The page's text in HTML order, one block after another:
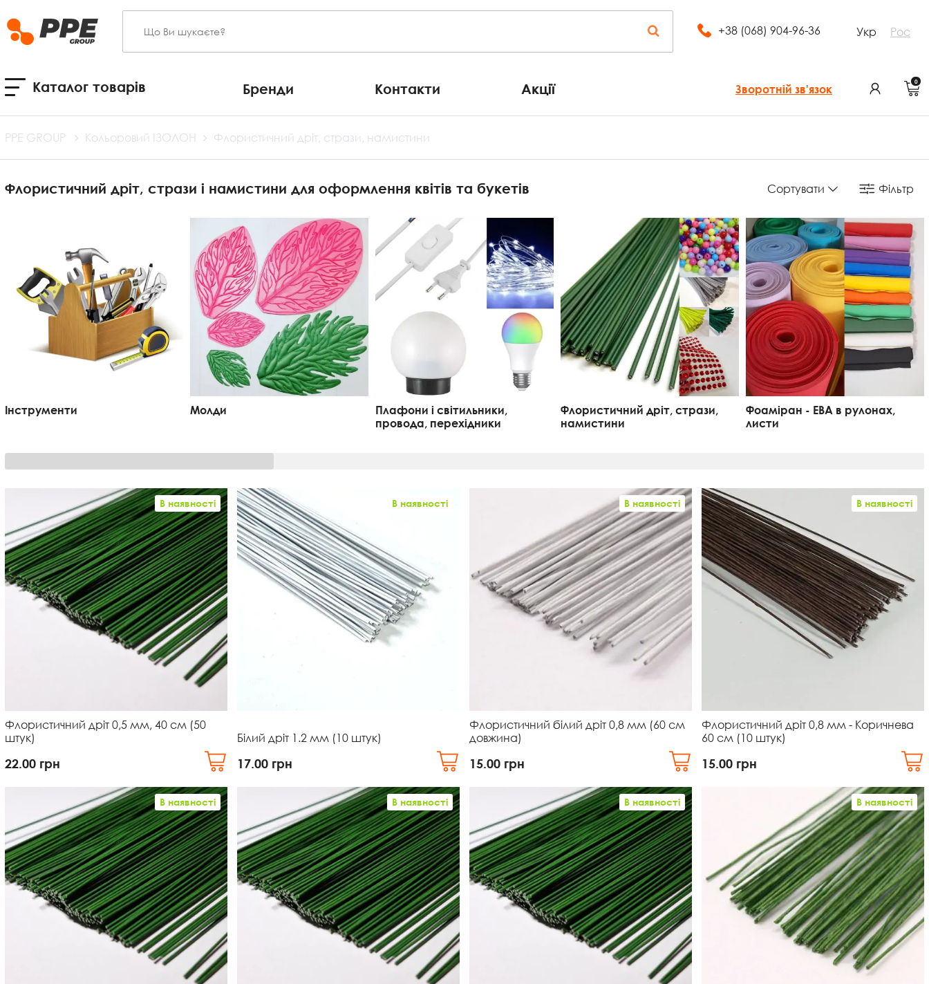
+38 (068) 904-96-36 Укр Рос
Каталог товарів Бренди Контакти Акції Зворотній зв'язок
0
PPE GROUP Кольоровий ІЗОЛОН Флористичний дріт, стрази, намистини
Флористичний дріт, стрази і намистини для оформлення квітів та букетів Сортувати Фільтр
Інструменти Молди
Плафони і світильники,
провода, перехідники
Флористичний дріт, стрази,
намистини
Фоаміран - ЕВА в рулонах,
листи
В наявності
Флористичний дріт 0,5 мм, 40 см (50
штук)
22.00 грн
В наявності
Білий дріт 1.2 мм (10 штук)
17.00 грн
В наявності
Флористичний білий дріт 0,8 мм (60 см
довжина)
15.00 грн
В наявності
Флористичний дріт 0,8 мм - Коричнева
60 см (10 штук)
15.00 грн
В наявності В наявності В наявності В наявності